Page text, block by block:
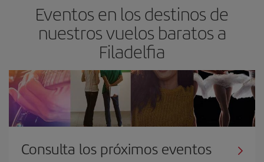
Eventos en los destinos de
nuestros vuelos baratos a
Filadelfia
Consulta los próximos eventos